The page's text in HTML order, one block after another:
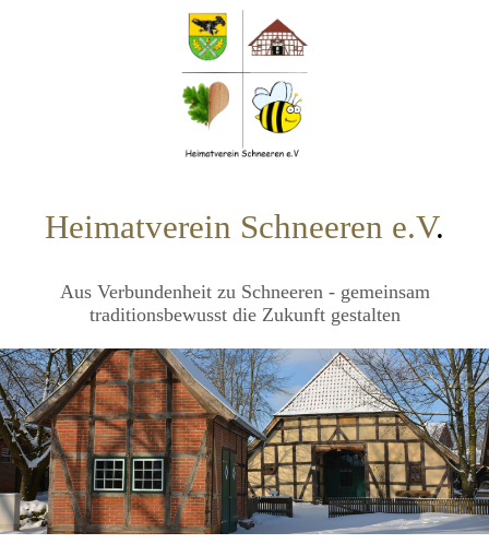
Heimatverein Schneeren e.V.
Aus Verbundenheit zu Schneeren - gemeinsam
traditionsbewusst die Zukunft gestalten